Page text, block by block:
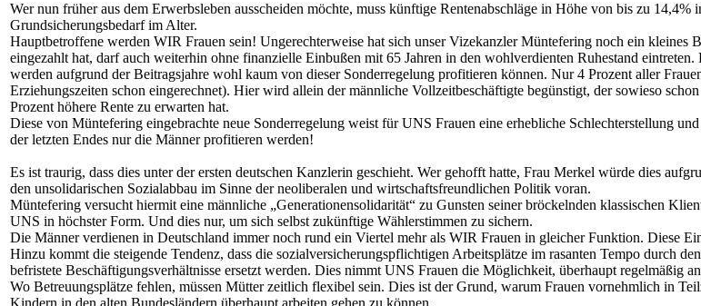
Wer nun früher aus dem Erwerbsleben ausscheiden möchte, muss künftige Rentenabschläge in Höhe von bis zu
Grundsicherungsbedarf im Alter.
Hauptbetroffene werden WIR Frauen sein! Ungerechterweise hat sich unser Vizekanzler Müntefering noch ein kleines
eingezahlt hat, darf auch weiterhin ohne finanzielle Einbußen mit 65 Jahren in den wohlverdienten Ruhestand
werden aufgrund der Beitragsjahre wohl kaum von dieser Sonderregelung profitieren können. Nur 4 Prozent aller
Erziehungszeiten schon eingerechnet). Hier wird allein der männliche Vollzeitbeschäftigte begünstigt, der sowieso
Prozent höhere Rente zu erwarten hat.
Diese von Müntefering eingebrachte neue Sonderregelung weist für UNS Frauen eine erhebliche Schlechterstellung
der letzten Endes nur die Männer profitieren werden!
Es ist traurig, dass dies unter der ersten deutschen Kanzlerin geschieht. Wer gehofft hatte, Frau Merkel würde dies
den unsolidarischen Sozialabbau im Sinne der neoliberalen und wirtschaftsfreundlichen Politik voran.
Müntefering versucht hiermit eine männliche „Generationensolidarität“ zu Gunsten seiner bröckelnden klassischen
UNS in höchster Form. Und dies nur, um sich selbst zukünftige Wählerstimmen zu sichern.
Die Männer verdienen in Deutschland immer noch rund ein Viertel mehr als WIR Frauen in gleicher Funktion. Diese
Hinzu kommt die steigende Tendenz, dass die sozialversicherungspflichtigen Arbeitsplätze im rasanten Tempo durch
befristete Beschäftigungsverhältnisse ersetzt werden. Dies nimmt UNS Frauen die Möglichkeit, überhaupt regelmäßig
Wo Betreuungsplätze fehlen, müssen Mütter zeitlich flexibel sein. Dies ist der Grund, warum Frauen vornehmlich in
Kindern in den alten Bundesländern überhaupt arbeiten gehen zu können.